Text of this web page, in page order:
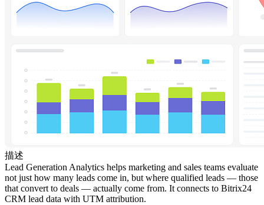
描述
Lead Generation Analytics helps marketing and sales teams evaluate
not just how many leads come in, but where qualified leads — those
that convert to deals — actually come from. It connects to Bitrix24
CRM lead data with UTM attribution.